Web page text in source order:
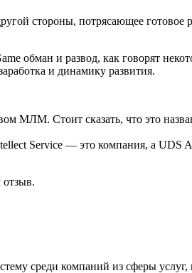
стороны, потрясающее готовое
обман и развод, как говорят
и динамику развития.
МЛМ. Стоит сказать, что это
Service — это компания, а
отзыв.
среди компаний из сферы